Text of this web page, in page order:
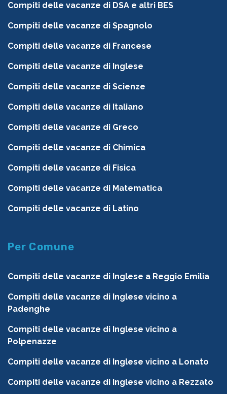
Compiti delle vacanze di DSA e altri BES
Compiti delle vacanze di Spagnolo
Compiti delle vacanze di Francese
Compiti delle vacanze di Inglese
Compiti delle vacanze di Scienze
Compiti delle vacanze di Italiano
Compiti delle vacanze di Greco
Compiti delle vacanze di Chimica
Compiti delle vacanze di Fisica
Compiti delle vacanze di Matematica
Compiti delle vacanze di Latino
Per Comune
Compiti delle vacanze di Inglese a Reggio Emilia
Compiti delle vacanze di Inglese vicino a
Padenghe
Compiti delle vacanze di Inglese vicino a
Polpenazze
Compiti delle vacanze di Inglese vicino a Lonato
Compiti delle vacanze di Inglese vicino a Rezzato